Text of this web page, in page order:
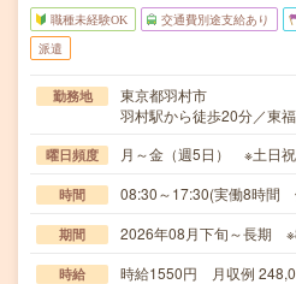
職種未経験OK 交通費別途支給あり
派遣
勤務地
東京都羽村市
羽村駅から徒歩20分／東
曜日頻度 月～金（週5日） ※土日祝
時間 08:30～17:30(実働8時間
期間 2026年08月下旬～長期
時給 時給1550円 月収例